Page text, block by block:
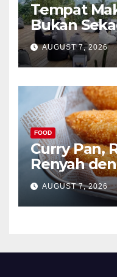
Tempat
Bukan
AUGUST 7, 2026
FOOD
Curry Pan,
Renyah
Menggoda
AUGUST 7, 2026